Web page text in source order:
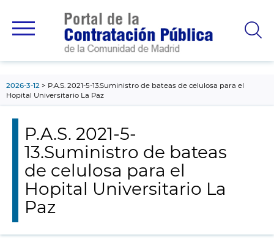
principal
2026-3-12
P.A.S. 2021-5-13.Suministro de bateas de celulosa para el
Hopital Universitario La Paz
P.A.S. 2021-5-
13.Suministro de bateas
de celulosa para el
Hopital Universitario La
Paz